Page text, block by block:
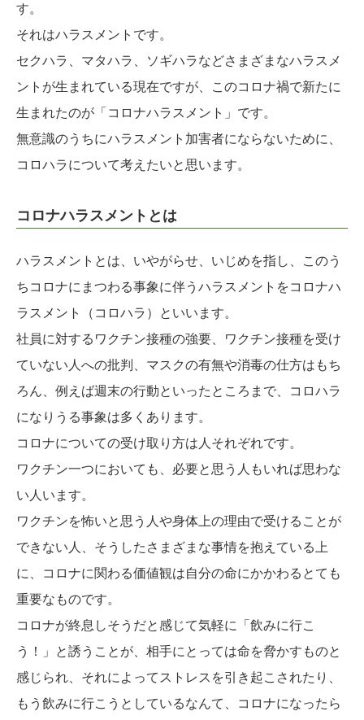
す。
それはハラスメントです。
セクハラ、マタハラ、ソギハラなどさまざまなハラスメ
ントが生まれている現在ですが、このコロナ禍で新たに
生まれたのが「コロナハラスメント」です。
無意識のうちにハラスメント加害者にならないために、
コロハラについて考えたいと思います。
コロナハラスメントとは
ハラスメントとは、いやがらせ、いじめを指し、このう
ちコロナにまつわる事象に伴うハラスメントをコロナハ
ラスメント（コロハラ）といいます。
社員に対するワクチン接種の強要、ワクチン接種を受け
ていない人への批判、マスクの有無や消毒の仕方はもち
ろん、例えば週末の行動といったところまで、コロハラ
になりうる事象は多くあります。
コロナについての受け取り方は人それぞれです。
ワクチン一つにおいても、必要と思う人もいれば思わな
い人います。
ワクチンを怖いと思う人や身体上の理由で受けることが
できない人、そうしたさまざまな事情を抱えている上
に、コロナに関わる価値観は自分の命にかかわるとても
重要なものです。
コロナが終息しそうだと感じて気軽に「飲みに行こ
う！」と誘うことが、相手にとっては命を脅かすものと
感じられ、それによってストレスを引き起こされたり、
もう飲みに行こうとしているなんて、コロナになったら